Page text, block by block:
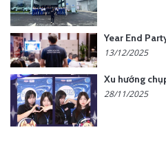
13/12/2025
28/11/2025